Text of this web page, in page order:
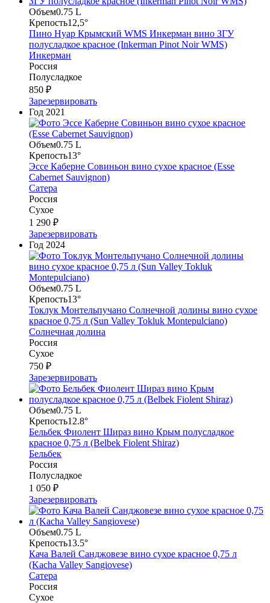
Объем0.75 L
Крепость12,5°
Пино Нуар Крымский WMS Инкерман вино ЗГУ
полусладкое красное (Inkerman Pinot Noir WMS)
Инкерман
Россия
Полусладкое
850 ₽
Зарезервировать
Год 2021
Объем0.75 L
Крепость13°
Эссе Каберне Совиньон вино сухое красное (Esse
Cabernet Sauvignon)
Сатера
Россия
Сухое
1 290 ₽
Зарезервировать
Год 2024
Объем0.75 L
Крепость13°
Токлук Монтельпучано Солнечной долины вино сухое
красное 0,75 л (Sun Valley Tokluk Montepulciano)
Солнечная долина
Россия
Сухое
750 ₽
Зарезервировать
Объем0.75 L
Крепость12.8°
Бельбек Фиолент Шираз вино Крым полусладкое
красное 0,75 л (Belbek Fiolent Shiraz)
Бельбек
Россия
Полусладкое
1 050 ₽
Зарезервировать
Объем0.75 L
Крепость13.5°
Кача Валей Санджовезе вино сухое красное 0,75 л
(Kacha Valley Sangiovese)
Сатера
Россия
Сухое